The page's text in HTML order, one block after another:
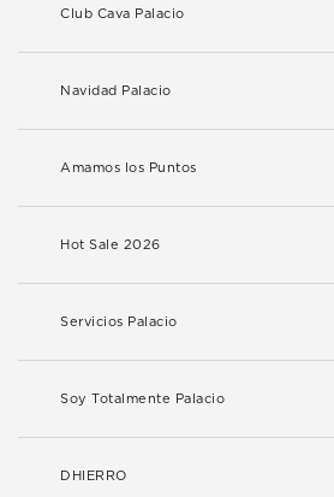
Club Cava Palacio
Navidad Palacio
Amamos los Puntos
Hot Sale 2026
Servicios Palacio
Soy Totalmente Palacio
DHIERRO